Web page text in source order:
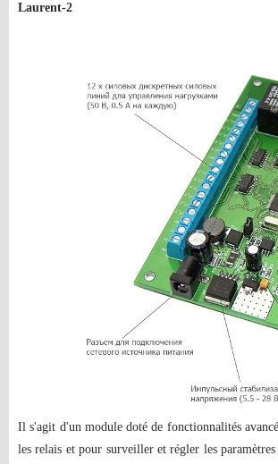
Laurent-2
Il s'agit d'un module doté de fonctionnalités
les relais et pour surveiller et régler les